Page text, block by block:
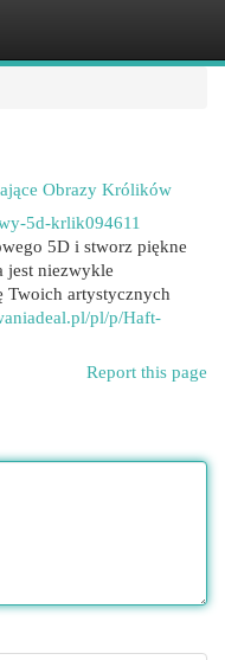
Obrazy Królików
5d-krlik094611
5D i stworz piękne
jest niezwykle
Twoich artystycznych
pl/p/Haft-
Report this page